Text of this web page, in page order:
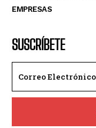
EMPRESAS
SUSCRÍBETE